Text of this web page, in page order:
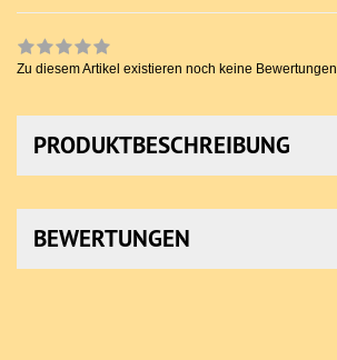
Zu diesem Artikel existieren noch keine Bewertungen
PRODUKTBESCHREIBUNG
BEWERTUNGEN